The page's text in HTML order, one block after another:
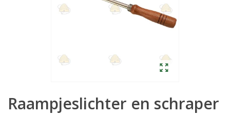
Raampjeslichter en schraper